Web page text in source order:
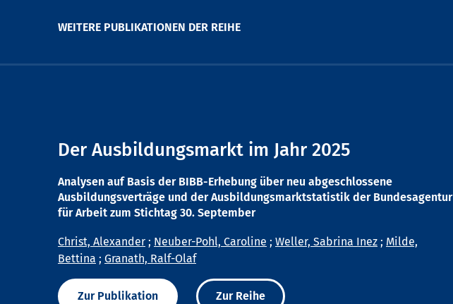
WEITERE PUBLIKATIONEN DER REIHE
Der Ausbildungsmarkt im Jahr 2025
Analysen auf Basis der BIBB-Erhebung über neu abgeschlossene
Ausbildungsverträge und der Ausbildungsmarktstatistik der Bundesagentur
für Arbeit zum Stichtag 30. September
Christ, Alexander ; Neuber-Pohl, Caroline ; Weller, Sabrina Inez ; Milde,
Bettina ; Granath, Ralf-Olaf
Zur Publikation Zur Reihe